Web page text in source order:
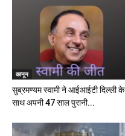
कानून
सुब्रमण्यम स्वामी ने आईआईटी दिल्ली के
साथ अपनी 47 साल पुरानी...